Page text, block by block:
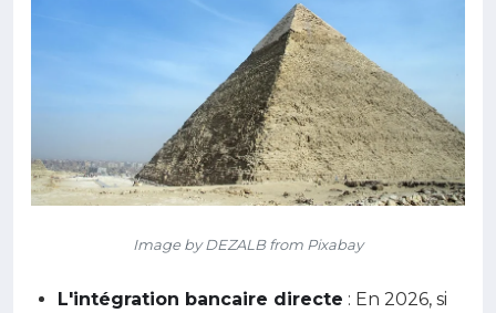
Image by DEZALB from Pixabay
L'intégration bancaire directe : En 2026, si